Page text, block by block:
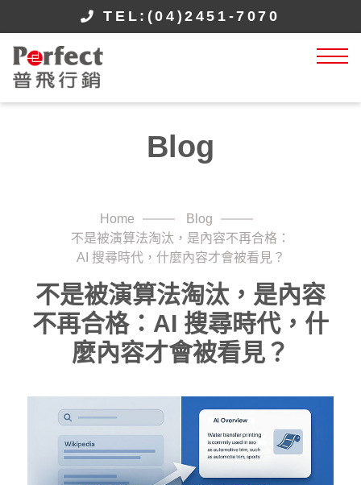
TEL:(04)2451-7070
Blog
Home
Blog
不是被演算法淘汰，是內容不再合格：
AI 搜尋時代，什麼內容才會被看見？
不是被演算法淘汰，是內容
不再合格：AI 搜尋時代，什
麼內容才會被看見？